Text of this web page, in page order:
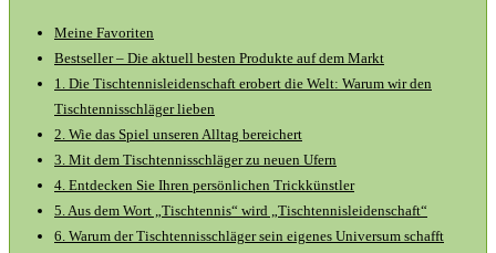
Meine Favoriten
Bestseller – Die aktuell besten Produkte auf dem Markt
1. Die Tischtennisleidenschaft erobert die Welt: Warum wir den
Tischtennisschläger lieben
2. Wie das Spiel unseren Alltag bereichert
3. Mit dem Tischtennisschläger zu neuen Ufern
4. Entdecken Sie Ihren persönlichen Trickkünstler
5. Aus dem Wort „Tischtennis“ wird „Tischtennisleidenschaft“
6. Warum der Tischtennisschläger sein eigenes Universum schafft